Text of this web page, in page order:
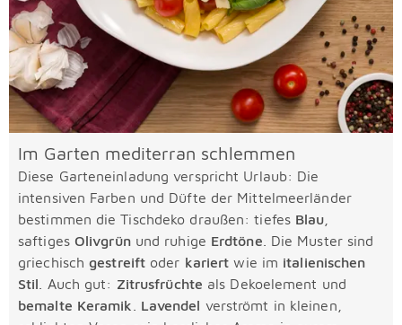
Im Garten mediterran schlemmen
Diese Garteneinladung verspricht Urlaub: Die
intensiven Farben und Düfte der Mittelmeerländer
bestimmen die Tischdeko draußen: tiefes Blau
saftiges Olivgrün und ruhige Erdtöne . Die Muster sind
griechischgestreift oder kariertwie im italienischen
Stil . Auch gut: Zitrusfrüchte als Dekoelement und
bemalte Keramik
Lavendel verströmt in kleinen,